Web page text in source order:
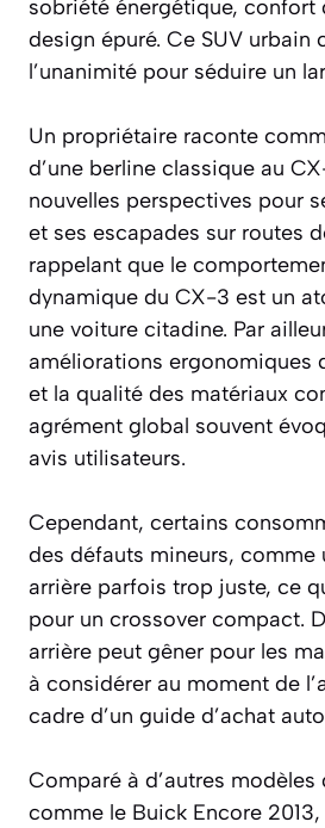
sobriété énergétique, confort
design épuré. Ce SUV
l’unanimité pour séduire un
Un propriétaire raconte
d’une berline classique au
nouvelles perspectives pour
et ses escapades sur routes
rappelant que le
dynamique du CX-3 est un
une voiture citadine. Par
améliorations ergonomiques
et la qualité des matériaux
agrément global souvent
avis utilisateurs.
Cependant, certains
des défauts mineurs, comme
arrière parfois trop juste, ce
pour un crossover compact.
arrière peut gêner pour les
à considérer au moment de
cadre d’un guide d’achat
Comparé à d’autres modèles
comme le Buick Encore